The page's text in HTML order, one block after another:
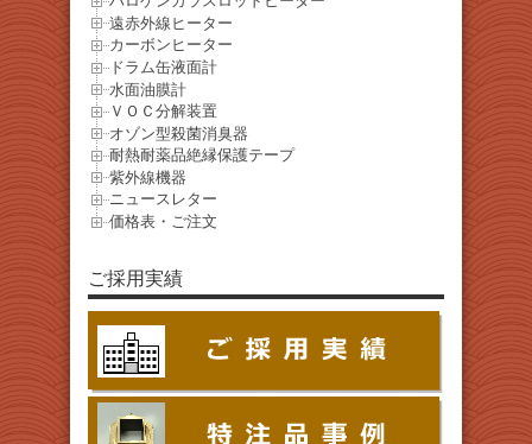
遠赤外線ヒーター
カーボンヒーター
ドラム缶液面計
水面油膜計
ＶＯＣ分解装置
オゾン型殺菌消臭器
耐熱耐薬品絶縁保護テープ
紫外線機器
ニュースレター
価格表・ご注文
ご採用実績